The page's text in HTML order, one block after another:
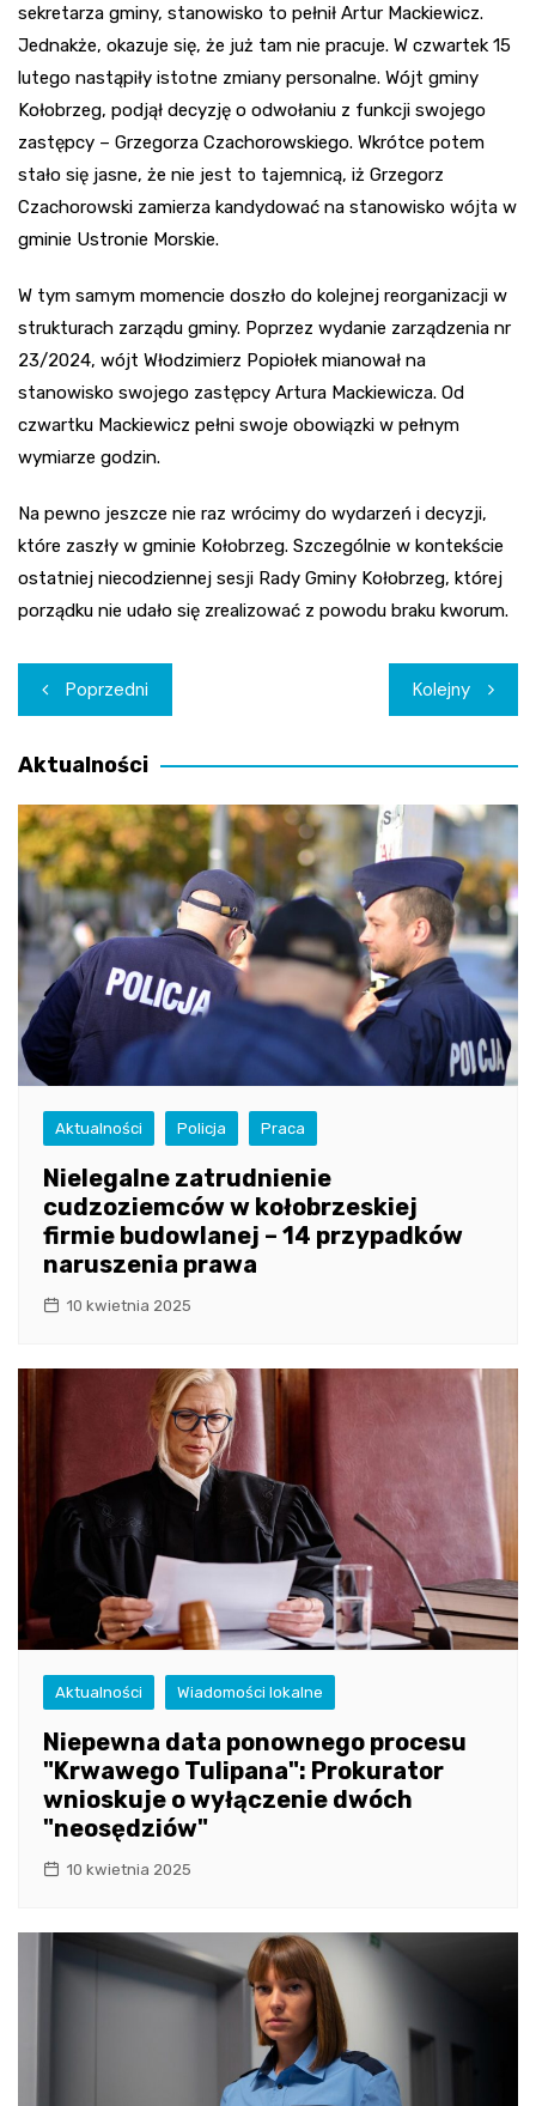
sekretarza gminy, stanowisko to pełnił Artur Mackiewicz.
Jednakże, okazuje się, że już tam nie pracuje. W czwartek 15
lutego nastąpiły istotne zmiany personalne. Wójt gminy
Kołobrzeg, podjął decyzję o odwołaniu z funkcji swojego
zastępcy – Grzegorza Czachorowskiego. Wkrótce potem
stało się jasne, że nie jest to tajemnicą, iż Grzegorz
Czachorowski zamierza kandydować na stanowisko wójta w
gminie Ustronie Morskie.
W tym samym momencie doszło do kolejnej reorganizacji w
strukturach zarządu gminy. Poprzez wydanie zarządzenia nr
23/2024, wójt Włodzimierz Popiołek mianował na
stanowisko swojego zastępcy Artura Mackiewicza. Od
czwartku Mackiewicz pełni swoje obowiązki w pełnym
wymiarze godzin.
Na pewno jeszcze nie raz wrócimy do wydarzeń i decyzji,
które zaszły w gminie Kołobrzeg. Szczególnie w kontekście
ostatniej niecodziennej sesji Rady Gminy Kołobrzeg, której
porządku nie udało się zrealizować z powodu braku kworum.
Nawigacja
wpisu
Poprzedni Kolejny
Aktualności
Aktualności Policja Praca
Nielegalne zatrudnienie
cudzoziemców w kołobrzeskiej
firmie budowlanej – 14 przypadków
naruszenia prawa
10 kwietnia 2025
Aktualności Wiadomości lokalne
Niepewna data ponownego procesu
"Krwawego Tulipana": Prokurator
wnioskuje o wyłączenie dwóch
"neosędziów"
10 kwietnia 2025